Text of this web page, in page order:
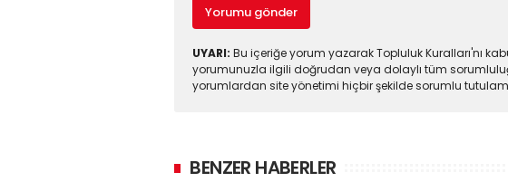
Yorumu gönder
UYARI: Bu içeriğe yorum yazarak Topluluk Kuralları'nı
yorumunuzla ilgili doğrudan veya dolaylı tüm
yorumlardan site yönetimi hiçbir şekilde sorumlu
BENZER HABERLER